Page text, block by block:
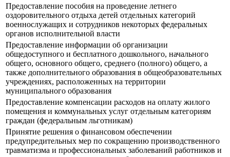
Предоставление пособия на проведение летнего
оздоровительного отдыха детей отдельных категорий
военнослужащих и сотрудников некоторых федеральных
органов исполнительной власти
Предоставление информации об организации
общедоступного и бесплатного дошкольного, начального
общего, основного общего, среднего (полного) общего, а
также дополнительного образования в общеобразовательных
учреждениях, расположенных на территории
муниципального образования
Предоставление компенсации расходов на оплату жилого
помещения и коммунальных услуг отдельным категориям
граждан (федеральным льготникам)
Принятие решения о финансовом обеспечении
предупредительных мер по сокращению производственного
травматизма и профессиональных заболеваний работников и